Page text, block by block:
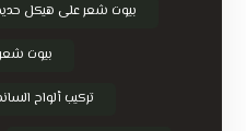
بيوت شعر على هيكل
بيوت
تركيب ألواح